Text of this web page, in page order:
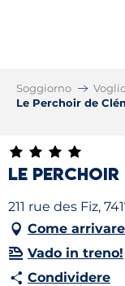
Soggiorno
Le Perchoir de
Le Perchoir
211 rue des Fiz,
Come arrivare
Vado in treno!
Condividere